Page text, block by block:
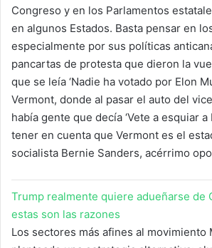
Congreso y en los Parlamentos
en algunos Estados. Basta pensar en
especialmente por sus políticas
pancartas de protesta que dieron la
que se leía ‘Nadie ha votado por Elon
Vermont, donde al pasar el auto del
había gente que decía ‘Vete a esquiar a
tener en cuenta que Vermont es el
socialista Bernie Sanders, acérrimo
Trump realmente quiere adueñarse de
estas son las razones
Los sectores más afines al movimiento